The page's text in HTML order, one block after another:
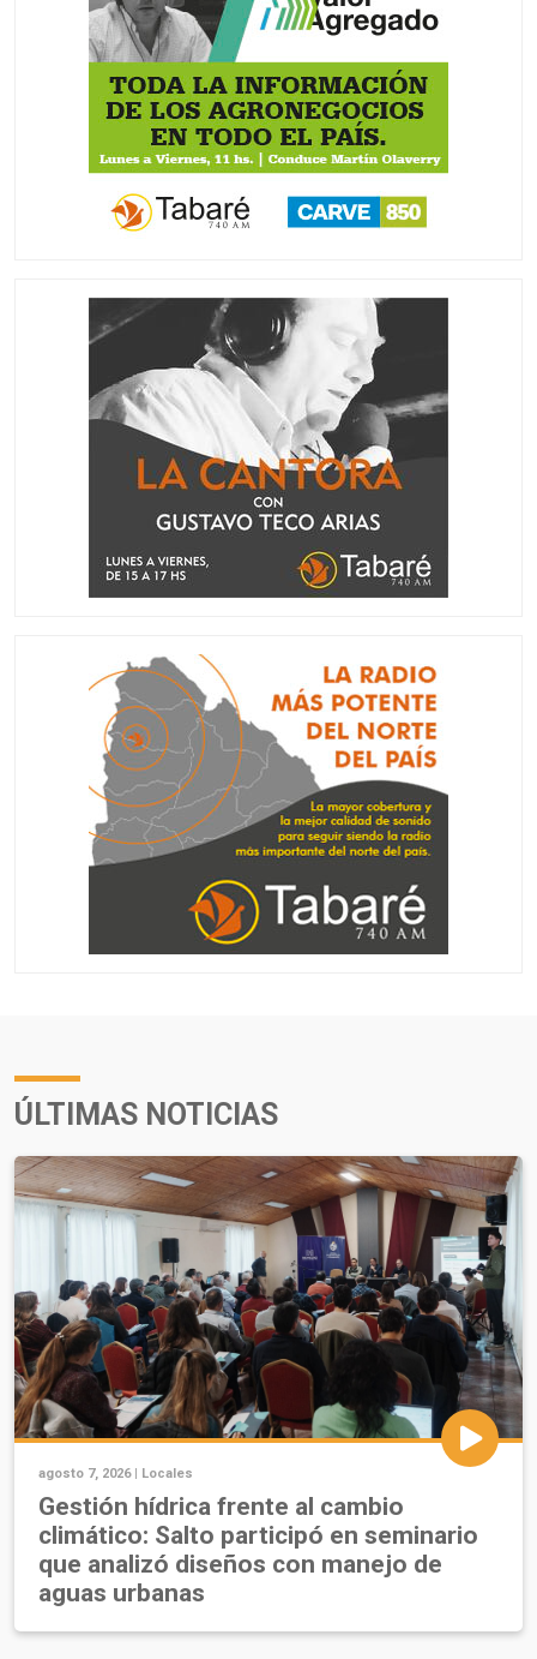
ÚLTIMAS NOTICIAS
agosto 7, 2026 | Locales
Gestión hídrica frente al cambio
climático: Salto participó en seminario
que analizó diseños con manejo de
aguas urbanas